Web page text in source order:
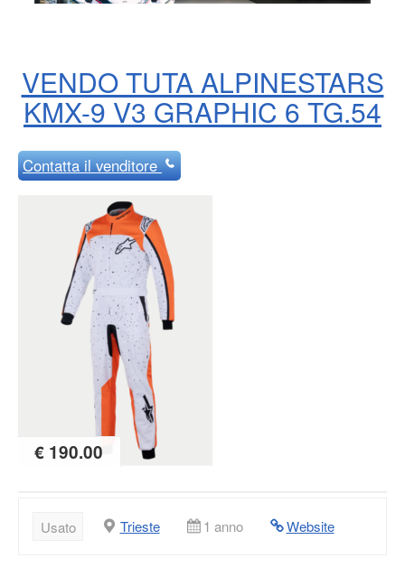
VENDO TUTA ALPINESTARS
KMX-9 V3 GRAPHIC 6 TG.54
Contattail venditore
€ 190.00
Usato Trieste 1 anno Website